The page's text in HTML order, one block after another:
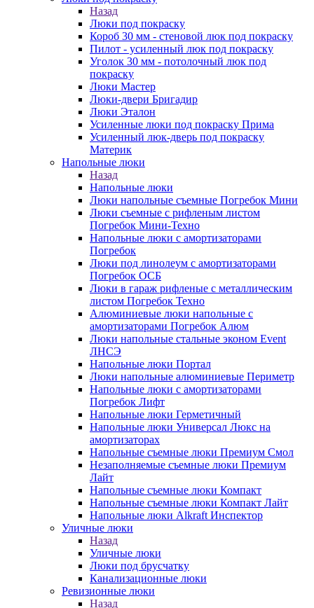
Назад
Люки под покраску
Короб 30 мм - стеновой люк под покраску
Пилот - усиленный люк под покраску
Уголок 30 мм - потолочный люк под
покраску
Люки Мастер
Люки-двери Бригадир
Люки Эталон
Усиленные люки под покраску Прима
Усиленный люк-дверь под покраску
Материк
Напольные люки
Назад
Напольные люки
Люки напольные съемные Погребок Мини
Люки съемные с рифленым листом
Погребок Мини-Техно
Напольные люки с амортизаторами
Погребок
Люки под линолеум с амортизаторами
Погребок ОСБ
Люки в гараж рифленые с металлическим
листом Погребок Техно
Алюминиевые люки напольные с
амортизаторами Погребок Алюм
Люки напольные стальные эконом Event
ЛНСЭ
Напольные люки Портал
Люки напольные алюминиевые Периметр
Напольные люки с амортизаторами
Погребок Лифт
Напольные люки Герметичный
Напольные люки Универсал Люкс на
амортизаторах
Напольные съемные люки Премиум Смол
Незаполняемые съемные люки Премиум
Лайт
Напольные съемные люки Компакт
Напольные съемные люки Компакт Лайт
Напольные люки Alkraft Инспектор
Уличные люки
Назад
Уличные люки
Люки под брусчатку
Канализационные люки
Ревизионные люки
Назад